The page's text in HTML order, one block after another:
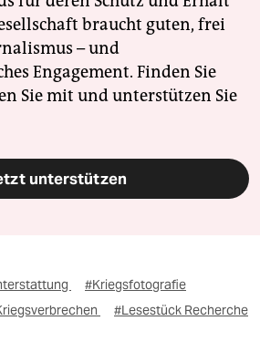
braucht guten, frei
– und
Engagement. Finden Sie
Sie mit und unterstützen Sie
unterstützen
#Kriegsfotografie
#Lesestück Recherche